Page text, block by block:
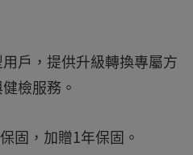
戶，提供升級轉換專屬方
檢服務。
固，加贈1年保固。